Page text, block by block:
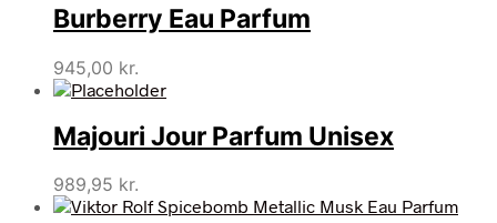
Burberry Eau Parfum
945,00 kr.
Majouri Jour Parfum Unisex
989,95 kr.